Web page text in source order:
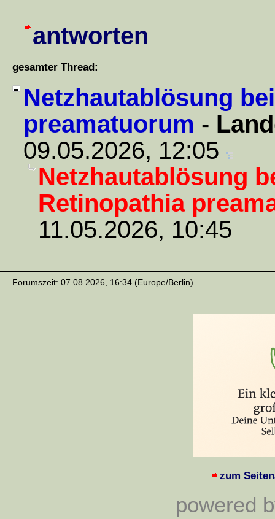
antworten
gesamter Thread:
Netzhautablösung
preamatuorum -
09.05.2026, 12:05
Netzhautablösung
Retinopathia
11.05.2026, 10:45
Forumszeit: 07.08.2026, 16:34 (Europe/Berlin)
zum
powered